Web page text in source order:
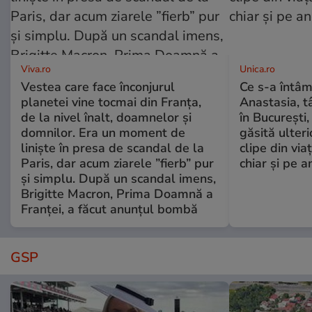
Viva.ro
Vestea care face înconjurul
planetei vine tocmai din Franța,
de la nivel înalt, doamnelor și
domnilor. Era un moment de
liniște în presa de scandal de la
Paris, dar acum ziarele ”fierb” pur
și simplu. După un scandal imens,
Brigitte Macron, Prima Doamnă a
Franței, a făcut anunțul bombă
Unica.ro
Ce s-a
Anastasia,
în
găsită
clipe din
chiar și pe
GSP